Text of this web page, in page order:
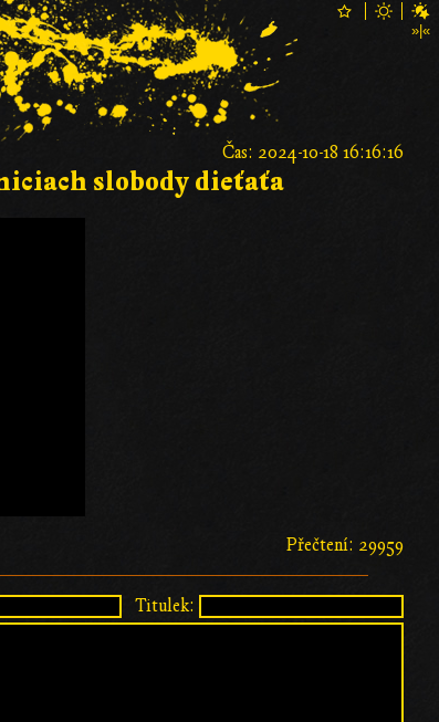
Čas: 2024-10-18 16:16:16
slobody dieťaťa
Přečtení: 29959
Titulek: